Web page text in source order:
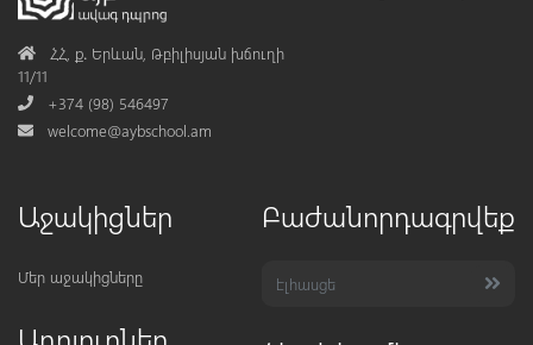
AddressՀՀ, ք․ Երևան, Թբիլիսյան խճուղի
11/11
Phone+374 (98) 546497
Mail
welcome@aybschool.am
Աջակիցներ
Մեր աջակիցները
Բաժանորդագրվեք